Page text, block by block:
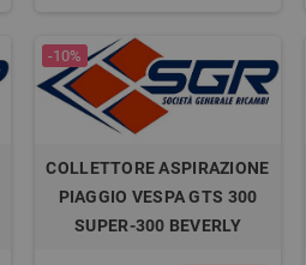
-10%
COLLETTORE ASPIRAZIONE
PIAGGIO VESPA GTS 300
SUPER-300 BEVERLY